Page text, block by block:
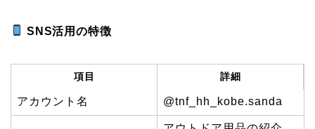
SNS活用の特徴
項目 詳細
アカウント名 @tnf_hh_kobe.sanda